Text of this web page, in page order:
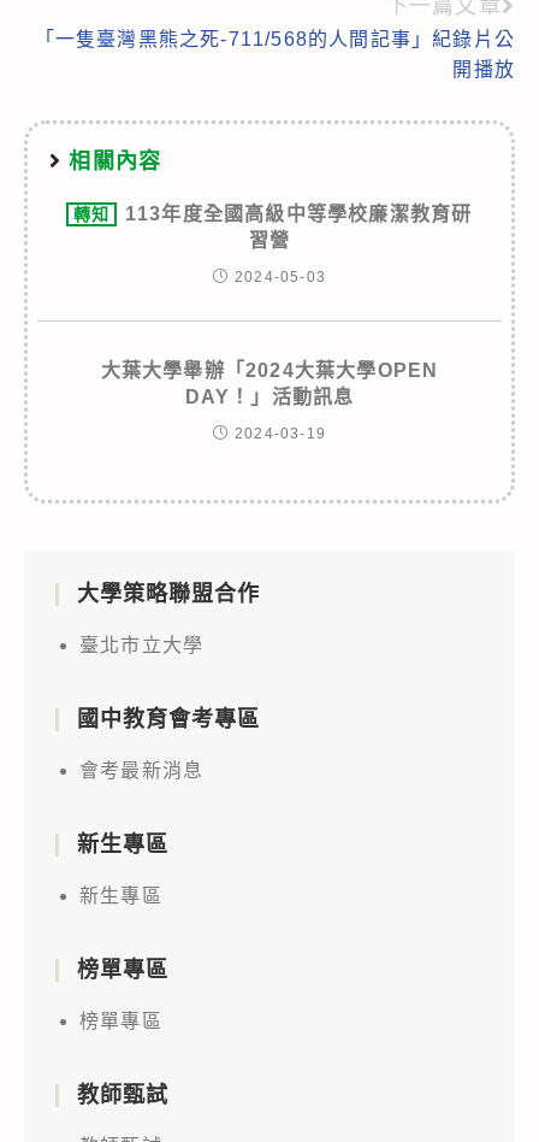
下一篇文章
「一隻臺灣黑熊之死-711/568的人間記事」紀錄片公
開播放
相關內容
轉知
113年度全國高級中等學校廉潔教育研
習營
2024-05-03
大葉大學舉辦「2024大葉大學OPEN
DAY！」活動訊息
2024-03-19
大學策略聯盟合作
臺北市立大學
國中教育會考專區
會考最新消息
新生專區
新生專區
榜單專區
榜單專區
教師甄試